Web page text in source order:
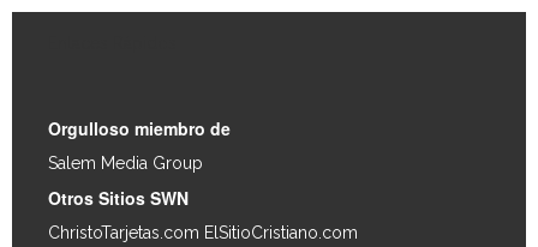
Orgulloso miembro de
Salem Media Group
Otros Sitios SWN
ChristoTarjetas.com ElSitioCristiano.com